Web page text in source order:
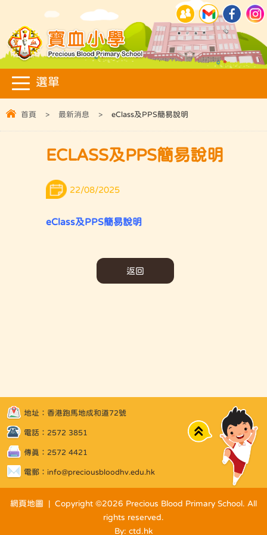
首頁 > 最新消息 > eClass及PPS簡易說明
ECLASS及PPS簡易說明
22/08/2025
eClass及PPS簡易說明
返回
地址：香港跑馬地成和道72號
電話：2572 3851
傳真：2572 4421
電郵： info@preciousbloodhv.edu.hk
Top
網頁地圖 | Copyright ©2026 Precious Blood Primary School. All
rights reserved.
By: ctd.hk